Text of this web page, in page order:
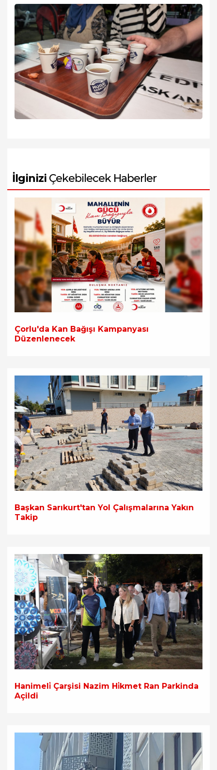
İlginizi Çekebilecek Haberler
Çorlu'da Kan Bağışı Kampanyası
Düzenlenecek
Başkan Sarıkurt'tan Yol Çalışmalarına Yakın
Takip
Hanimeli̇ Çarşisi Nazim Hi̇kmet Ran Parkinda
Açildi